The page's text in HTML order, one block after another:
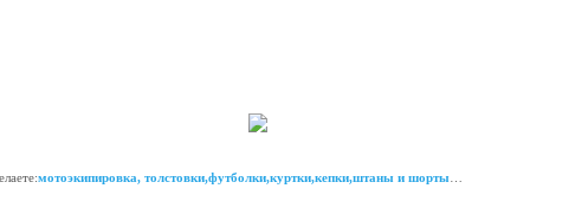
мотоэкипировка, толстовки,футболки,куртки,кепки,штаны и шорты